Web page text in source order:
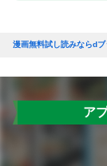
漫画無料試し読みならdブ
ア